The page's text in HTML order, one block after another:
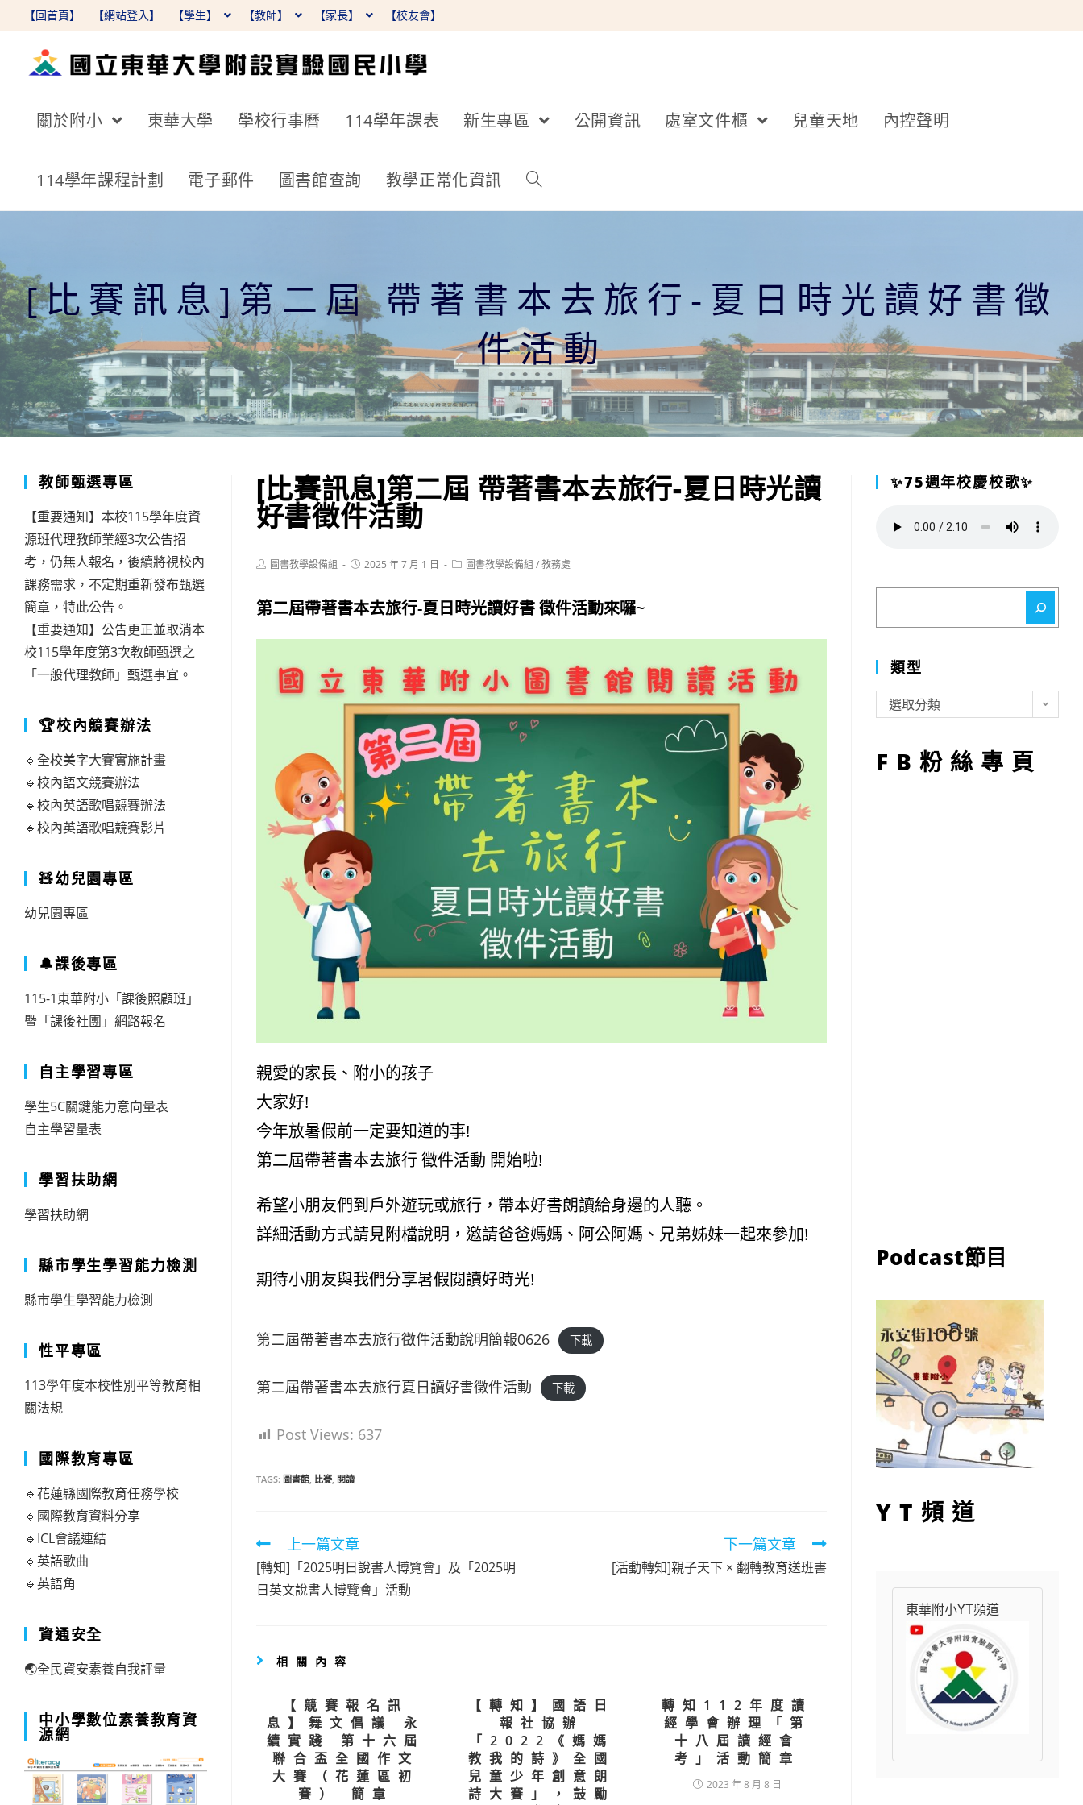
【回首頁】 【網站登入】 【學生】 【教師】 【家長】 【校友會】
關於附小 東華大學 學校行事曆 114學年課表 新生專區 公開資訊 處室文件櫃 兒童天地 內控聲明
114學年課程計劃 電子郵件 圖書館查詢 教學正常化資訊
[比賽訊息]第二屆 帶著書本去旅行-夏日時光讀好書徵
件活動
[比賽訊息]第二屆 帶著書本去旅行-夏日時光讀
好書徵件活動
Post圖書教學設備組
Post2025 年 7 月 1 日
Post圖書教學設備組 /教務處
第二屆帶著書本去旅行-夏日時光讀好書 徵件活動來囉~
親愛的家長、附小的孩子
大家好!
今年放暑假前一定要知道的事!
第二屆帶著書本去旅行 徵件活動 開始啦!
希望小朋友們到戶外遊玩或旅行，帶本好書朗讀給身邊的人聽。
詳細活動方式請見附檔說明，邀請爸爸媽媽、阿公阿媽、兄弟姊妹一起來參加!
期待小朋友與我們分享暑假閱讀好時光!
第二屆帶著書本去旅行徵件活動說明簡報0626 下載
第二屆帶著書本去旅行夏日讀好書徵件活動 下載
Post Views: 637
TAGS: 圖書館, 比賽, 閱讀
Read
more
articles
上一篇文章
[轉知]「2025明日說書人博覽會」及「2025明
日英文說書人博覽會」活動
下一篇文章
[活動轉知]親子天下 × 翻轉教育送班書
相關內容
【競賽報名訊
息】舞文倡議 永
續實踐 第十六屆
聯合盃全國作文
大賽（花蓮區初
賽） 簡章
【轉知】國語日
報社協辦
「2022《媽媽
教我的詩》全國
兒童少年創意朗
詩大賽」，鼓勵
轉知112年度讀
經學會辦理「第
十八屆讀經會
考」活動簡章
2023 年 8 月 8 日
教師甄選專區
【重要通知】本校115學年度資
源班代理教師業經3次公告招
考，仍無人報名，後續將視校內
課務需求，不定期重新發布甄選
簡章，特此公告。
【重要通知】公告更正並取消本
校115學年度第3次教師甄選之
「一般代理教師」甄選事宜。
🏆校內競賽辦法
🔹全校美字大賽實施計畫
🔹校內語文競賽辦法
🔹校內英語歌唱競賽辦法
🔹校內英語歌唱競賽影片
🧸幼兒園專區
幼兒園專區
🔔課後專區
115-1東華附小「課後照顧班」
暨「課後社團」網路報名
自主學習專區
學生5C關鍵能力意向量表
自主學習量表
學習扶助網
學習扶助網
縣市學生學習能力檢測
縣市學生學習能力檢測
性平專區
113學年度本校性別平等教育相
關法規
國際教育專區
🔹花蓮縣國際教育任務學校
🔹國際教育資料分享
🔹ICL會議連結
🔹英語歌曲
🔹英語角
資通安全
🌏全民資安素養自我評量
中小學數位素養教育資
源網
✨75週年校慶校歌✨
類型
型
選取分類
FB粉絲專頁
Podcast節目
YT頻道
東華附小YT頻道